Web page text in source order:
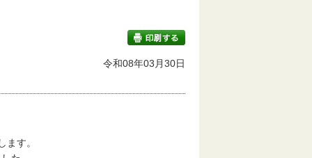
印刷する
令和08年03月30日
す。